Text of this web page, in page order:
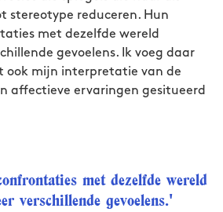
stereotype reduceren. Hun
met dezelfde wereld
gevoelens. Ik voeg daar
ook mijn interpretatie van de
affectieve ervaringen gesitueerd
met dezelfde wereld
verschillende gevoelens.'